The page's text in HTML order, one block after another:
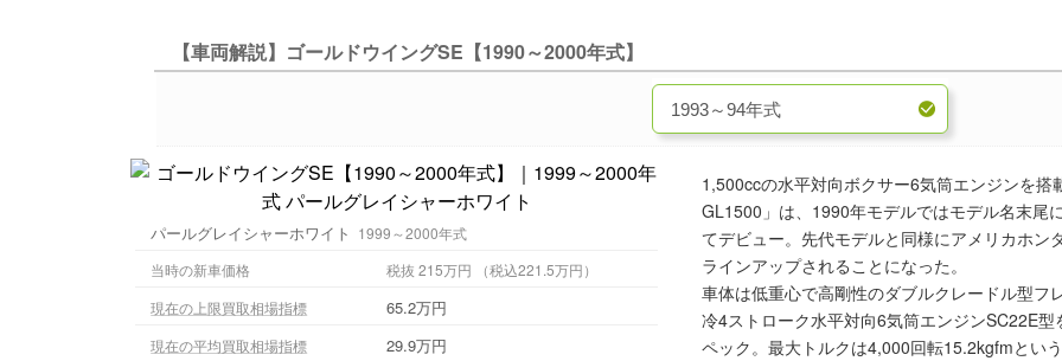
【車両解説】ゴールドウイングSE【1990～2000年式】
パールグレイシャーホワイト 1999～2000年式
当時の新車価格
税抜 215万円 （税込221.5万円）
現在の上限買取相場指標
65.2万円
現在の平均買取相場指標 29.9万円
1,500ccの水平対向ボクサー6気筒エンジンを
GL1500」は、1990年モデルではモデル名末尾
てデビュー。先代モデルと同様にアメリカホ
ラインアップされることになった。
車体は低重心で高剛性のダブルクレードル型
冷4ストローク水平対向6気筒エンジンSC22E
ペック。最大トルクは4,000回転15.2kgfmとい